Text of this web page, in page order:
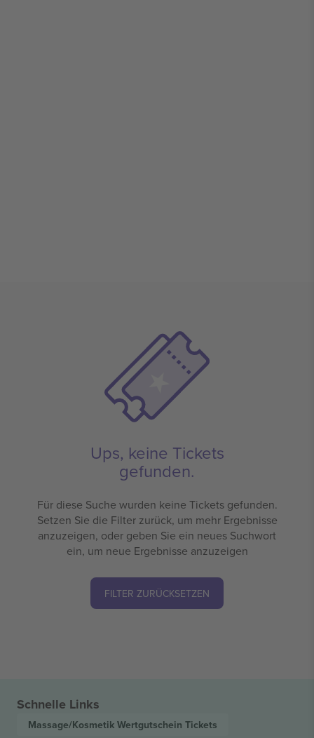
Ups, keine Tickets
gefunden.
Für diese Suche wurden keine Tickets gefunden.
Setzen Sie die Filter zurück, um mehr Ergebnisse
anzuzeigen, oder geben Sie ein neues Suchwort
ein, um neue Ergebnisse anzuzeigen
FILTER ZURÜCKSETZEN
Schnelle Links
Massage/Kosmetik Wertgutschein Tickets